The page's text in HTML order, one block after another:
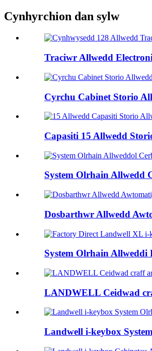
Cynhyrchion dan sylw
Traciwr Allwedd
Cyrchu Cabinet Storio
Capasiti 15 Allwedd
System Olrhain Allwedd
Dosbarthwr Allwedd
System Olrhain
LANDWELL Ceidwad
Landwell i-keybox